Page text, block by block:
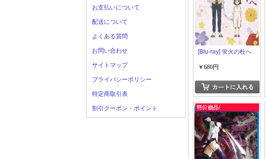
お支払いについて
配送について
よくある質問
お問い合わせ
サイトマップ
プライバシーポリシー
特定商取引表
割引クーポン・ポイント
[Blu-ray] 蛍火の杜へ
￥680円